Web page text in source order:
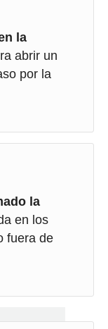
la
abrir un
por la
la
en los
fuera de